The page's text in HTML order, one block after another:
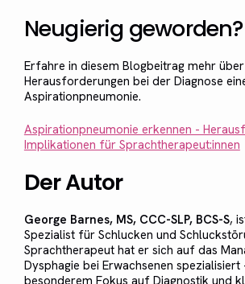
Neugierig geworden?
Erfahre in diesem Blogbeitrag mehr
Herausforderungen bei der Diagnose
Aspirationpneumonie.
Aspirationpneumonie erkennen -
Implikationen für Sprachtherapeut:innen
Der Autor
George Barnes, MS, CCC-SLP, BCS-S,
Spezialist für Schlucken und
Sprachtherapeut hat er sich auf das
Dysphagie bei Erwachsenen spezialisiert
besonderem Fokus auf Diagnostik und